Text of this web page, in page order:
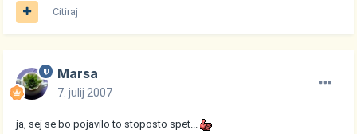
Citiraj
Marsa
7. julij 2007
ja, sej se bo pojavilo to stoposto spet...